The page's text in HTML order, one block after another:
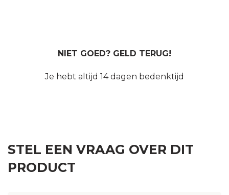
NIET GOED? GELD TERUG!
Je hebt altijd 14 dagen bedenktijd
STEL EEN VRAAG OVER DIT
PRODUCT